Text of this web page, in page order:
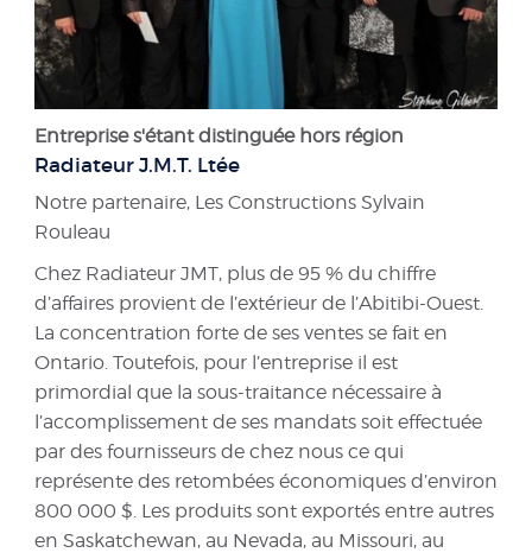
Entreprise s'étant distinguée hors région
Radiateur J.M.T. Ltée
Notre partenaire, Les Constructions Sylvain
Rouleau
Chez Radiateur JMT, plus de 95 % du chiffre
d’affaires provient de l’extérieur de l’Abitibi-Ouest.
La concentration forte de ses ventes se fait en
Ontario. Toutefois, pour l’entreprise il est
primordial que la sous-traitance nécessaire à
l’accomplissement de ses mandats soit effectuée
par des fournisseurs de chez nous ce qui
représente des retombées économiques d’environ
800 000 $. Les produits sont exportés entre autres
en Saskatchewan, au Nevada, au Missouri, au